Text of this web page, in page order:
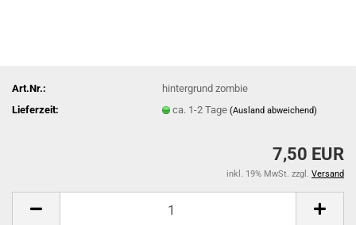
Art.Nr.:
hintergrund zombie
Lieferzeit:
ca. 1-2 Tage(Ausland abweichend)
7,50 EUR
inkl. 19% MwSt. zzgl. Versand